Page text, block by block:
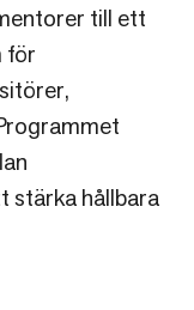
till ett
för
stärka hållbara